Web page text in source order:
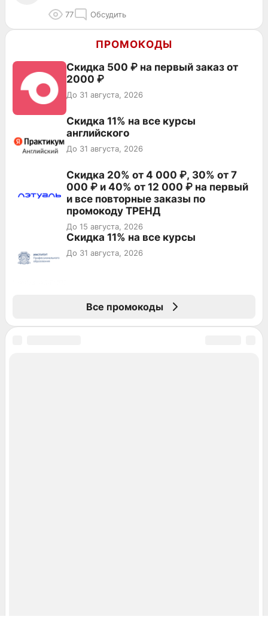
77 Обсудить
ПРОМОКОДЫ
Скидка 500 ₽ на первый заказ от
2000 ₽
До 31 августа, 2026
Скидка 11% на все курсы
английского
До 31 августа, 2026
Скидка 20% от 4 000 ₽, 30% от 7
000 ₽ и 40% от 12 000 ₽ на первый
и все повторные заказы по
промокоду ТРЕНД
До 15 августа, 2026
Скидка 11% на все курсы
До 31 августа, 2026
Все промокоды